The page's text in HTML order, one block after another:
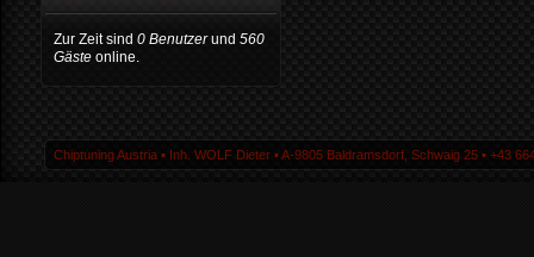
Zur Zeit sind 0 Benutzerund 560
Gäste online.
Chiptuning Austria ▪ Inh. WOLF Dieter ▪ A-9805 Baldramsdorf, Schwaig 25 ▪ +43